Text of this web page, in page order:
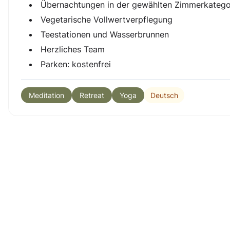
Übernachtungen in der gewählten
Vegetarische Vollwertverpflegung
Teestationen und Wasserbrunnen
Herzliches Team
Parken: kostenfrei
Meditation Retreat Yoga Deutsch